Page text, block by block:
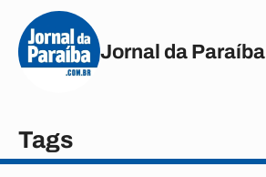
Jornal da Paraíba
Tags